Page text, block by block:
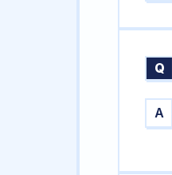
Q
A